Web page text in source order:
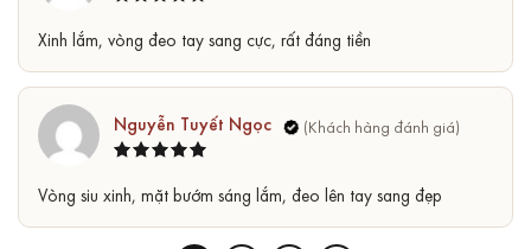
hạng5 5
sao
Xinh lắm, vòng đeo tay sang cực, rất đáng tiền
hạng55
sao
Nguyễn Tuyết Ngọc
Vòng siu xinh, mặt bướm sáng lắm, đeo lên tay sang đẹp